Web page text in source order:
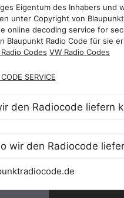
Eigentum des Inhabers und
unter Copyright von
online decoding service for
Radio Code für sie
Codes VW Radio Codes
SERVICE